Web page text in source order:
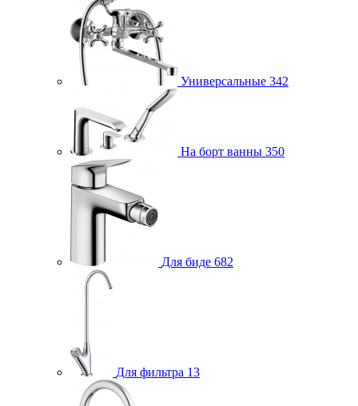
Универсальные 342
На борт ванны 350
Для биде 682
Для фильтра 13